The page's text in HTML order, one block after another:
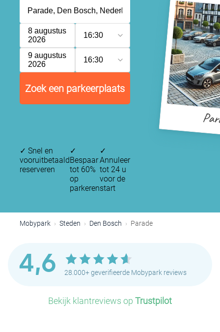
8 augustus
2026
16:30
9 augustus
2026
16:30
Zoek een parkeerplaats
✓ Snel en
vooruitbetaald
reserveren
✓
Bespaar
tot 60%
op
parkeren
✓
Annuleer
tot 24 u
voor de
start
Mobypark Steden Den Bosch Parade
4,6 28.000+ geverifieerde Mobypark reviews
Bekijk klantreviews op Trustpilot